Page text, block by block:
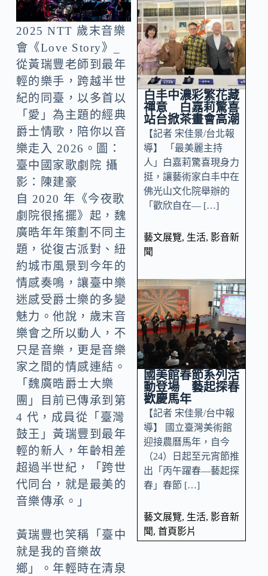
2025 NTT 歲末音樂
會《Love Story》_
從黃瑞豐老師到最年
輕的樂手，跨越半世
紀的同臺，以多首以
「愛」為主題的經典
爵士情歌，陪你以音
樂走入 2026。圖：
臺中國家歌劇院 攝
影：陳建豪
自 2020 年《今夜歌
劇院很搖擺》起，魏
廣晧年年策劃不同主
題，從復古派對、紐
約城市風景到今年的
情感奏鳴，讓臺中樂
迷感受爵士樂的多變
魅力。他說，歲末音
樂會之所以動人，不
只是音樂，更是音樂
家之間的情感連結。
「魏廣晧爵士大樂
團」目前已傳承到第
4 代，成員從「臺灣
鼓王」黃瑞豐到最年
輕的新人，年齡相差
超過半世紀，「跨世
代同台，就是最美的
音樂傳承。」
黃瑞豐也笑稱「臺中
就是我的音樂故
鄉」。年輕時在清泉
白丰中濃彩繁花藏
禪意 白嘉莉驚喜
站台掀茶畫會高潮
【記者 宋佳景/台北報
導】 「最美麗主持
人」白嘉莉驚喜現身力
挺，讓藝術家白丰中在
佛光山文化院舉辦的
「歡欣自在— […]
藝文展覽, 生活, 影音新
聞
國美館春節系列活
動登場 藝起探春
歡慶馬年
【記者 宋佳景/台中報
導】 國立臺灣美術館
迎接農曆馬年，自今
（24）日起至元宵節推
出「丙午躍春—藝起探
春」春節 […]
藝文展覽, 生活, 影音新
聞, 首頁影片